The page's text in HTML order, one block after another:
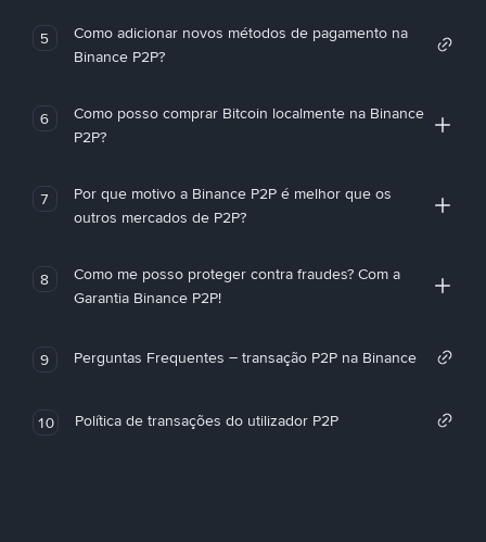
5
Como adicionar novos métodos de pagamento na
Binance P2P?
6
Como posso comprar Bitcoin localmente na Binance
P2P?
7
Por que motivo a Binance P2P é melhor que os
outros mercados de P2P?
8
Como me posso proteger contra fraudes? Com a
Garantia Binance P2P!
9 Perguntas Frequentes – transação P2P na Binance
10 Política de transações do utilizador P2P